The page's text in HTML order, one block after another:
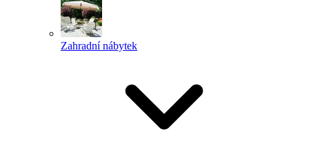
Zahradní nábytek